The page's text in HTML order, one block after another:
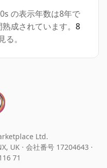
の表示年数は8年で
成されています。 8
る。
Ltd.
UK · 会社番号 17204643 ·
71